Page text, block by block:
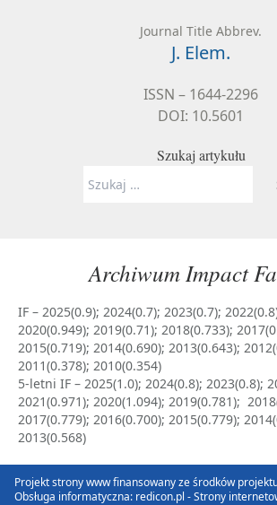
Journal Title Abbrev.
J. Elem.
ISSN – 1644-2296
DOI: 10.5601
Szukaj artykułu
Szukaj:
Archiwum Impact
IF – 2025(0.9); 2024(0.7); 2023(0.7);
2020(0.949); 2019(0.71); 2018(0.733);
2015(0.719); 2014(0.690); 2013(0.643);
2011(0.378); 2010(0.354)
5-letni IF – 2025(1.0); 2024(0.8); 2023(0.8);
2021(0.971); 2020(1.094); 2019(0.781);
2017(0.779); 2016(0.700); 2015(0.779);
2013(0.568)
Projekt strony www finansowany ze środków
Obsługa informatyczna: redicon.pl - Strony